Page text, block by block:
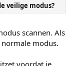
veilige modus?
scannen. Als
modus.
voordat je